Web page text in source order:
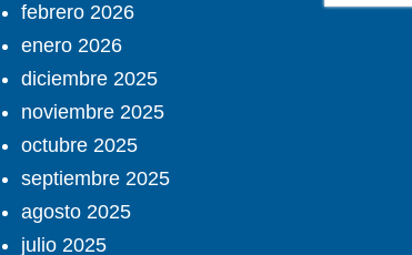
febrero 2026
enero 2026
diciembre 2025
noviembre 2025
octubre 2025
septiembre 2025
agosto 2025
julio 2025
por: